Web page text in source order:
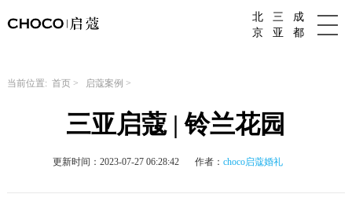
北
京
三
亚
成
都
当前位置: 首页> 启蔻案例 >
三亚启蔻 | 铃兰花园
更新时间：2023-07-27 06:28:42 作者：choco启蔻婚礼